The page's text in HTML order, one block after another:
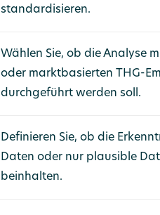
standardisieren.
Wählen Sie, ob die Analyse
oder marktbasierten THG-
durchgeführt werden soll.
Definieren Sie, ob die
Daten oder nur plausible
beinhalten.